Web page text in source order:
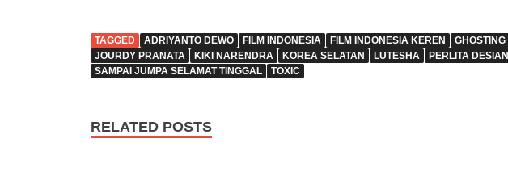
TAGGED ADRIYANTO DEWO FILM INDONESIA FILM INDONESIA KEREN GHOSTING
JOURDY PRANATA
KIKI NARENDRA KOREA SELATAN LUTESHA PERLITA DESIANI
SAMPAI JUMPA SELAMAT TINGGAL
TOXIC
RELATED POSTS